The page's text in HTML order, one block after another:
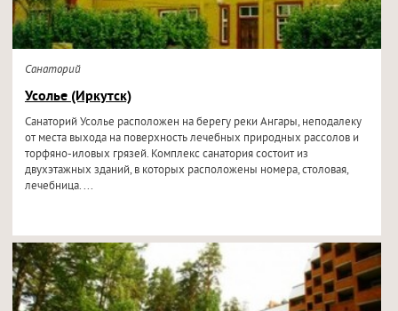
Санаторий
Усолье (Иркутск)
Санаторий Усолье расположен на берегу реки Ангары, неподалеку
от места выхода на поверхность лечебных природных рассолов и
торфяно-иловых грязей. Комплекс санатория состоит из
двухэтажных зданий, в которых расположены номера, столовая,
лечебница. ...